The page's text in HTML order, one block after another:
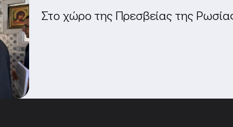
Στο χώρο της Πρεσβείας της